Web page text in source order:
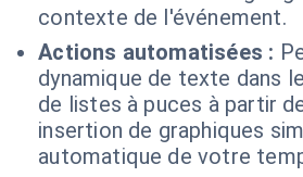
contexte de l'événement.
Actions automatisées :
dynamique de texte dans
de listes à puces à partir
insertion de graphiques
automatique de votre